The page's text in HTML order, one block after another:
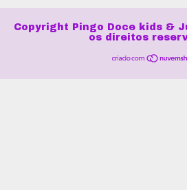
Copyright Pingo Doce kids &
os direitos